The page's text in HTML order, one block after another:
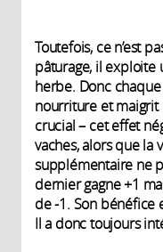
Toutefois, ce n’est
pâturage, il exploite
herbe. Donc
nourriture et maigrit
crucial – cet effet
vaches, alors que la
supplémentaire ne
dernier gagne +1
de -1. Son bénéfice
Il a donc toujours